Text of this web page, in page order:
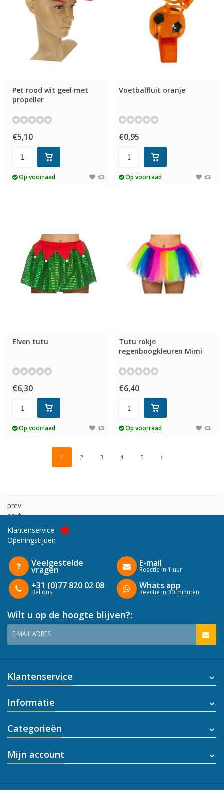
Pet rood wit geel met
propeller
€5,10
Op voorraad
Voetbalfluit oranje
€0,95
Op voorraad
Elven tutu
€6,30
Op voorraad
Tutu rokje
regenboogkleuren Mimi
€6,40
Op voorraad
1 2 3 4 5
prev
next
Klantenservice:
Openingstijden
Veelgestelde
vragen
+31 (0)77 820 02 08
Bel ons
E-mail
Reactie in 1 uur
Whats app
Reactie in 30 minuten
Wilt u op de hoogte blijven?:
E-MAIL ADRES
Klantenservice
Informatie
Categorieën
Mijn account